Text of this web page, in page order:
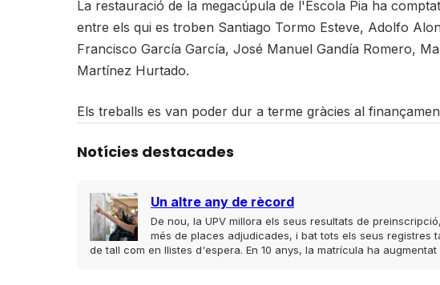
La restauració de la megacúpula de l'Escola Pia ha
entre els qui es troben Santiago Tormo Esteve, Adolfo
Francisco García García, José Manuel Gandía Romero,
Martínez Hurtado.
Els treballs es van poder dur a terme gràcies al
Notícies destacades
Un altre any de rècord
De nou, la UPV millora els seus resultats de
més de places adjudicades, i bat tots els seus registres
de tall com en llistes d'espera. En 10 anys, la matrícula ha